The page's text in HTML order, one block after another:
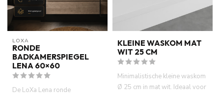
LOXA
RONDE
BADKAMERSPIEGEL
LENA 60×60
De LoXa Lena ronde
KLEINE WASKOM MAT
WIT 25 CM
Minimalistische kleine waskom
Ø 25 cm in mat wit. Ideaal voor